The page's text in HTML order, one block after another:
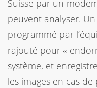
Suisse par un
peuvent analyser.
programmé par
rajouté pour «
système, et
les images en cas